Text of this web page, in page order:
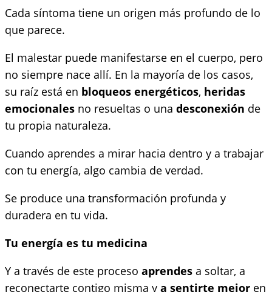
Cada síntoma tiene un origen más profundo de lo
que parece.
El malestar puede manifestarse en el cuerpo, pero
no siempre nace allí. En la mayoría de los casos,
su raíz está en bloqueos energéticos, heridas
emocionales no resueltas o una desconexión de
tu propia naturaleza.
Cuando aprendes a mirar hacia dentro y a trabajar
con tu energía, algo cambia de verdad.
Se produce una transformación profunda y
duradera en tu vida.
Tu energía es tu medicina
Y a través de este proceso aprendes a soltar, a
reconectarte contigo misma y a sentirte mejor en